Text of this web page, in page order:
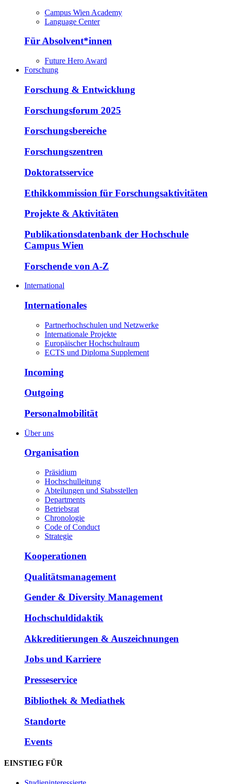
Campus Wien Academy
Language Center
Für Absolvent*innen
Future Hero Award
Forschung
Forschung & Entwicklung
Forschungsforum 2025
Forschungsbereiche
Forschungszentren
Doktoratsservice
Ethikkommission für Forschungsaktivitäten
Projekte & Aktivitäten
Publikationsdatenbank der Hochschule
Campus Wien
Forschende von A-Z
International
Internationales
Partnerhochschulen und Netzwerke
Internationale Projekte
Europäischer Hochschulraum
ECTS und Diploma Supplement
Incoming
Outgoing
Personalmobilität
Über uns
Organisation
Präsidium
Hochschulleitung
Abteilungen und Stabsstellen
Departments
Betriebsrat
Chronologie
Code of Conduct
Strategie
Kooperationen
Qualitätsmanagement
Gender & Diversity Management
Hochschuldidaktik
Akkreditierungen & Auszeichnungen
Jobs und Karriere
Presseservice
Bibliothek & Mediathek
Standorte
Events
EINSTIEG FÜR